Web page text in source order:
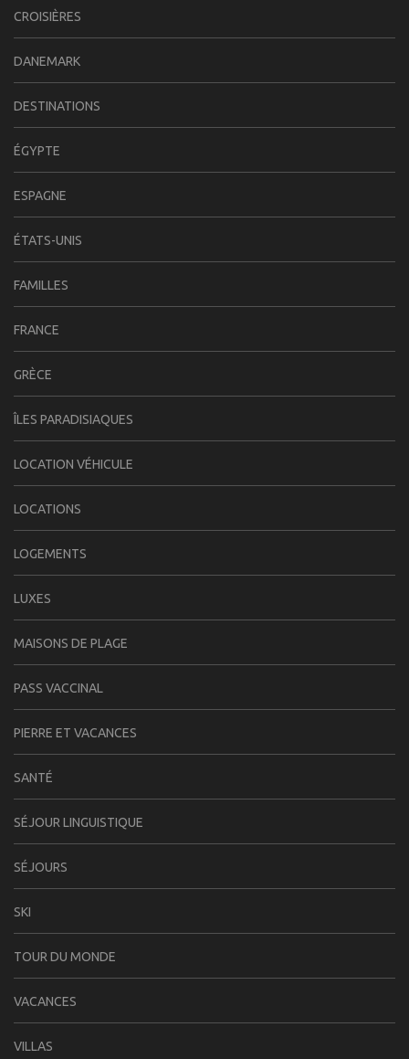
CROISIÈRES
DANEMARK
DESTINATIONS
ÉGYPTE
ESPAGNE
ÉTATS-UNIS
FAMILLES
FRANCE
GRÈCE
ÎLES PARADISIAQUES
LOCATION VÉHICULE
LOCATIONS
LOGEMENTS
LUXES
MAISONS DE PLAGE
PASS VACCINAL
PIERRE ET VACANCES
SANTÉ
SÉJOUR LINGUISTIQUE
SÉJOURS
SKI
TOUR DU MONDE
VACANCES
VILLAS